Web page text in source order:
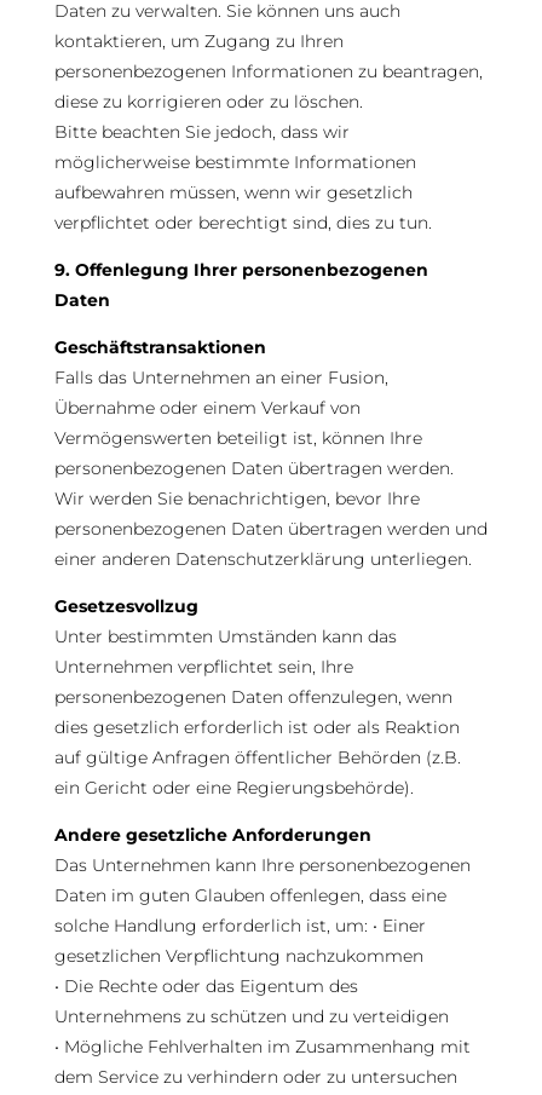
Daten zu verwalten. Sie können uns auch
kontaktieren, um Zugang zu Ihren
personenbezogenen Informationen zu beantragen,
diese zu korrigieren oder zu löschen.
Bitte beachten Sie jedoch, dass wir
möglicherweise bestimmte Informationen
aufbewahren müssen, wenn wir gesetzlich
verpflichtet oder berechtigt sind, dies zu tun.
9. Offenlegung Ihrer personenbezogenen
Daten
Geschäftstransaktionen
Falls das Unternehmen an einer Fusion,
Übernahme oder einem Verkauf von
Vermögenswerten beteiligt ist, können Ihre
personenbezogenen Daten übertragen werden.
Wir werden Sie benachrichtigen, bevor Ihre
personenbezogenen Daten übertragen werden und
einer anderen Datenschutzerklärung unterliegen.
Gesetzesvollzug
Unter bestimmten Umständen kann das
Unternehmen verpflichtet sein, Ihre
personenbezogenen Daten offenzulegen, wenn
dies gesetzlich erforderlich ist oder als Reaktion
auf gültige Anfragen öffentlicher Behörden (z.B.
ein Gericht oder eine Regierungsbehörde).
Andere gesetzliche Anforderungen
Das Unternehmen kann Ihre personenbezogenen
Daten im guten Glauben offenlegen, dass eine
solche Handlung erforderlich ist, um: • Einer
gesetzlichen Verpflichtung nachzukommen
• Die Rechte oder das Eigentum des
Unternehmens zu schützen und zu verteidigen
• Mögliche Fehlverhalten im Zusammenhang mit
dem Service zu verhindern oder zu untersuchen